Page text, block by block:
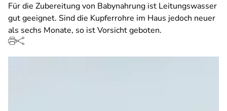
Für die Zubereitung von Babynahrung ist Leitungswasser
gut geeignet. Sind die Kupferrohre im Haus jedoch neuer
als sechs Monate, so ist Vorsicht geboten.